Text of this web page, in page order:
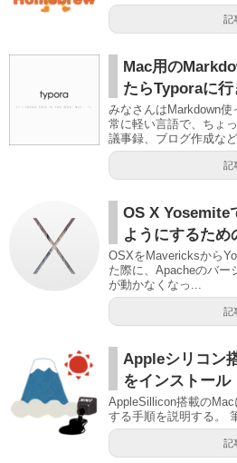
記
Mac用の
たらTyporaに行
みなさんはMarkdown
常に軽い言語で、ちょ
議事録、ブログ作成な
記
OS X Yosemite
ようにするため
OSXをMavericksから
た際に、Apacheのバー
が動かなくなっ...
記
Appleシリコン
をインストール
AppleSillicon搭載の
する手順を説明する。
記